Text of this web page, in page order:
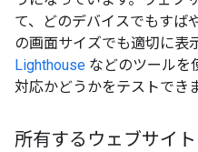
て、どのデバイスでもすば
の画面サイズでも適切に表
Lighthouse などのツールを
対応かどうかをテストできま
所有するウェブサイ